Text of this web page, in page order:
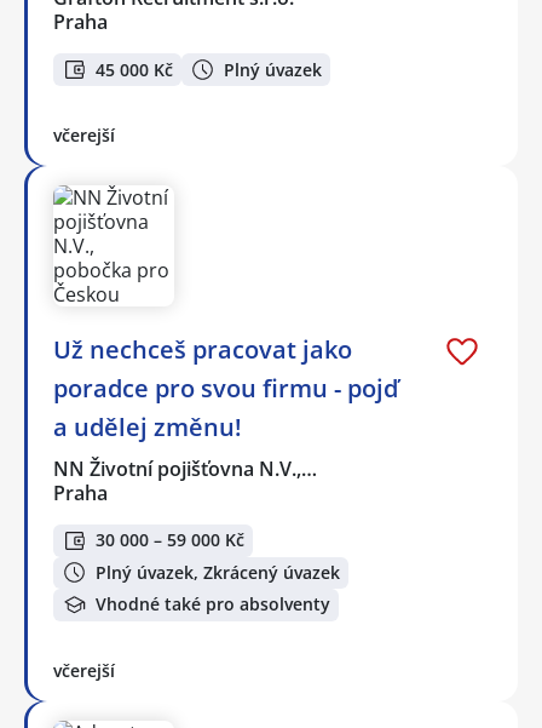
Praha
45 000 Kč Plný úvazek
včerejší
Už nechceš pracovat jako
poradce pro svou firmu - pojď
a udělej změnu!
NN Životní pojišťovna N.V.,…
Praha
30 000 – 59 000 Kč
Plný úvazek, Zkrácený úvazek
Vhodné také pro absolventy
včerejší